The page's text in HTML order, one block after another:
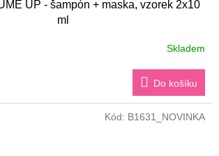
UP - šampón + maska, vzorek 2x10
ml
Skladem
Do košíku
Kód: B1631_NOVINKA